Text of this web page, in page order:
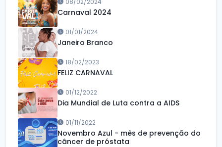
Carnaval 2024
01/01/2024
Janeiro Branco
18/02/2023
FELIZ CARNAVAL
01/12/2022
Dia Mundial de Luta contra a AIDS
01/11/2022
Novembro Azul - mês de prevenção do
câncer de próstata